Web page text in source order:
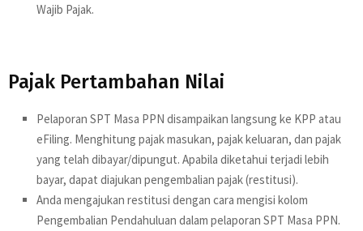
Wajib Pajak.
Pajak Pertambahan Nilai
Pelaporan SPT Masa PPN disampaikan langsung ke KPP atau
eFiling. Menghitung pajak masukan, pajak keluaran, dan pajak
yang telah dibayar/dipungut. Apabila diketahui terjadi lebih
bayar, dapat diajukan pengembalian pajak (restitusi).
Anda mengajukan restitusi dengan cara mengisi kolom
Pengembalian Pendahuluan dalam pelaporan SPT Masa PPN.